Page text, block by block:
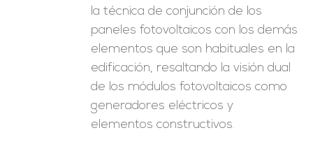
la técnica de conjunción de los
paneles fotovoltaicos con los demás
elementos que son habituales en la
edificación, resaltando la visión dual
de los módulos fotovoltaicos como
generadores eléctricos y
elementos constructivos.